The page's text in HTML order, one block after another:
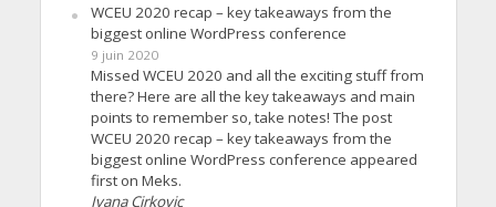
WCEU 2020 recap – key takeaways from the
biggest online WordPress conference
9 juin 2020
Missed WCEU 2020 and all the exciting stuff from
there? Here are all the key takeaways and main
points to remember so, take notes! The post
WCEU 2020 recap – key takeaways from the
biggest online WordPress conference appeared
first on Meks.
Ivana Cirkovic